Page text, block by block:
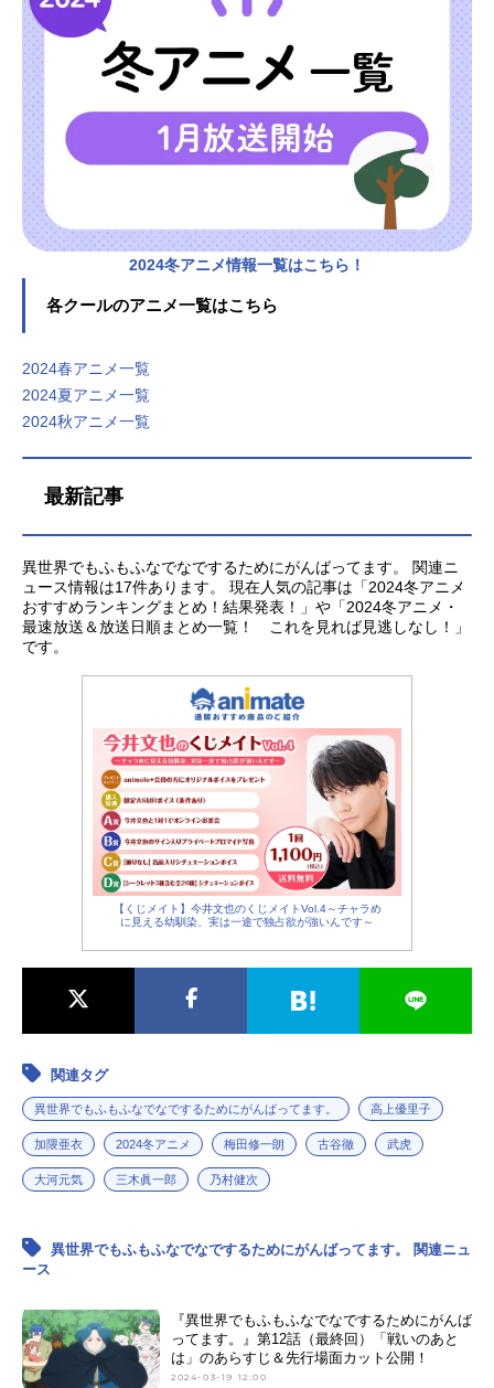
2024冬アニメ情報一覧はこちら！
各クールのアニメ一覧はこちら
2024春アニメ一覧
2024夏アニメ一覧
2024秋アニメ一覧
最新記事
異世界でもふもふなでなでするためにがんばってます。 関連ニ
ュース情報は17件あります。 現在人気の記事は「2024冬アニメ
おすすめランキングまとめ！結果発表！」や「2024冬アニメ・
最速放送＆放送日順まとめ一覧！ これを見れば見逃しなし！」
です。
【くじメイト】今井文也のくじメイトVol.4～チャラめ
に見える幼馴染、実は一途で独占欲が強いんです～
関連タグ
異世界でもふもふなでなでするためにがんばってます。 高上優里子
加隈亜衣 2024冬アニメ 梅田修一朗 古谷徹 武虎
大河元気 三木眞一郎 乃村健次
異世界でもふもふなでなでするためにがんばってます。 関連ニュ
ース
『異世界でもふもふなでなでするためにがんば
ってます。』第12話（最終回）「戦いのあと
は」のあらすじ＆先行場面カット公開！
2024-03-19 12:00